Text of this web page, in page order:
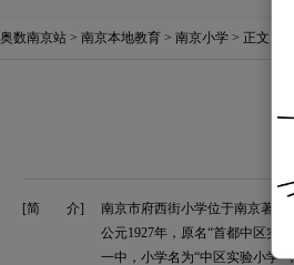
奥数南京站 > 南京本地教育 > 南京小学 > 正文
[简 介]
南京市府西街小学位于南京著名
公元1927年，原名“首都中区实
一中，小学名为“中区实验小学”